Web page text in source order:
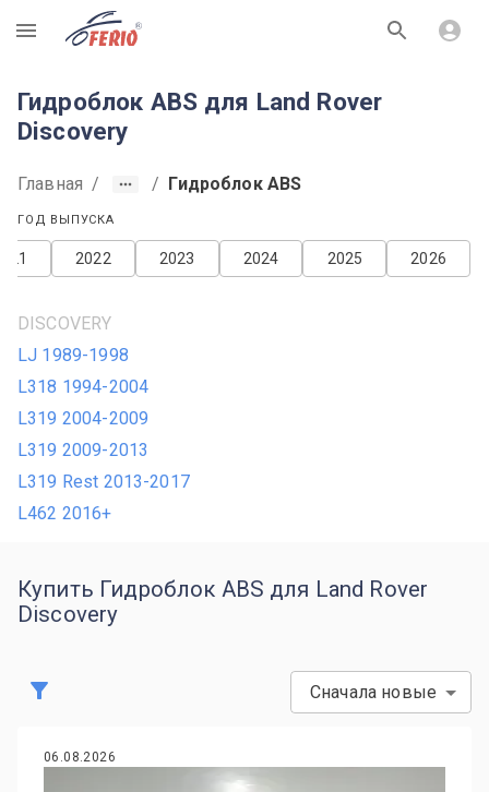
R
Гидроблок ABS для Land Rover
Discovery
Главная / / Гидроблок ABS
ГОД ВЫПУСКА
2026
2025
2024
2023
2022
DISCOVERY
LJ 1989-1998
L318 1994-2004
L319 2004-2009
L319 2009-2013
L319 Rest 2013-2017
L462 2016+
Купить Гидроблок ABS для Land Rover
Discovery
Сначала новые
06.08.2026